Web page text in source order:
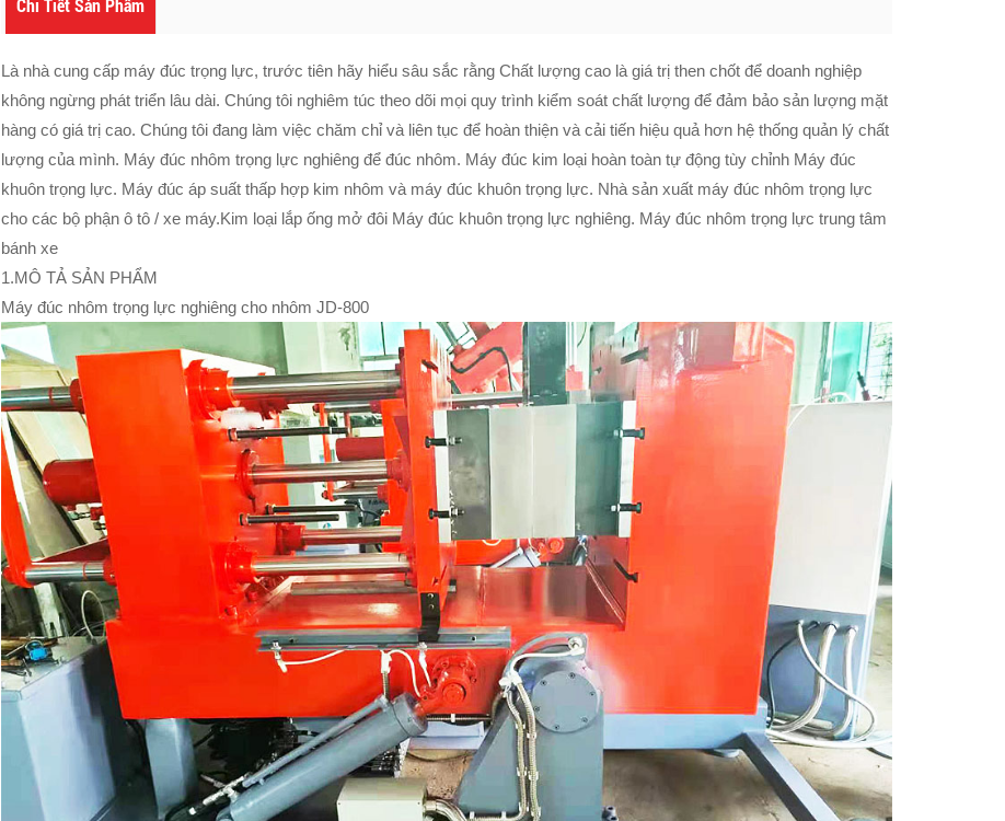
Chi Tiết Sản Phẩm
Là nhà cung cấp máy đúc trọng lực, trước tiên hãy hiểu sâu sắc rằng Chất lượng cao là giá trị then chốt để doanh nghiệp
không ngừng phát triển lâu dài. Chúng tôi nghiêm túc theo dõi mọi quy trình kiểm soát chất lượng để đảm bảo sản lượng mặt
hàng có giá trị cao. Chúng tôi đang làm việc chăm chỉ và liên tục để hoàn thiện và cải tiến hiệu quả hơn hệ thống quản lý chất
lượng của mình. Máy đúc nhôm trọng lực nghiêng để đúc nhôm. Máy đúc kim loại hoàn toàn tự động tùy chỉnh Máy đúc
khuôn trọng lực. Máy đúc áp suất thấp hợp kim nhôm và máy đúc khuôn trọng lực. Nhà sản xuất máy đúc nhôm trọng lực
cho các bộ phận ô tô / xe máy.Kim loại lắp ống mở đôi Máy đúc khuôn trọng lực nghiêng. Máy đúc nhôm trọng lực trung tâm
bánh xe
1.MÔ TẢ SẢN PHẨM
Máy đúc nhôm trọng lực nghiêng cho nhôm JD-800